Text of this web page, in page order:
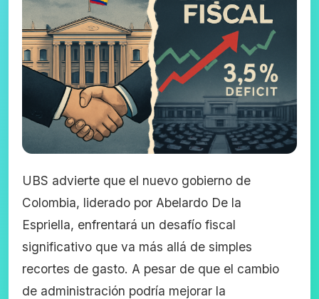
UBS advierte que el nuevo gobierno de
Colombia, liderado por Abelardo De la
Espriella, enfrentará un desafío fiscal
significativo que va más allá de simples
recortes de gasto. A pesar de que el cambio
de administración podría mejorar la